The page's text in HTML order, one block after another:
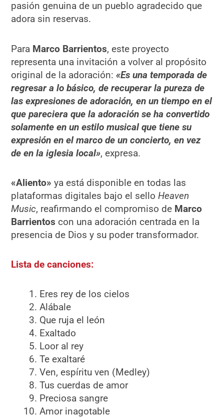
pasión genuina de un pueblo agradecido que
adora sin reservas.
Para Marco Barrientos, este proyecto
representa una invitación a volver al propósito
original de la adoración:«Es una temporada de
regresar a lo básico, de recuperar la pureza de
las expresiones de adoración, en un tiempo en el
que pareciera que la adoración se ha convertido
solamente en un estilo musical que tiene su
expresión en el marco de un concierto, en vez
de en la iglesia local», expresa.
«Aliento»ya está disponible en todas las
plataformas digitales bajo el selloHeaven
Music, reafirmando el compromiso de Marco
Barrientos con una adoración centrada en la
presencia de Dios y su poder transformador.
Lista de canciones:
Eres rey de los cielos
Alábale
Que ruja el león
Exaltado
Loor al rey
Te exaltaré
Ven, espíritu ven (Medley)
Tus cuerdas de amor
Preciosa sangre
Amor inagotable